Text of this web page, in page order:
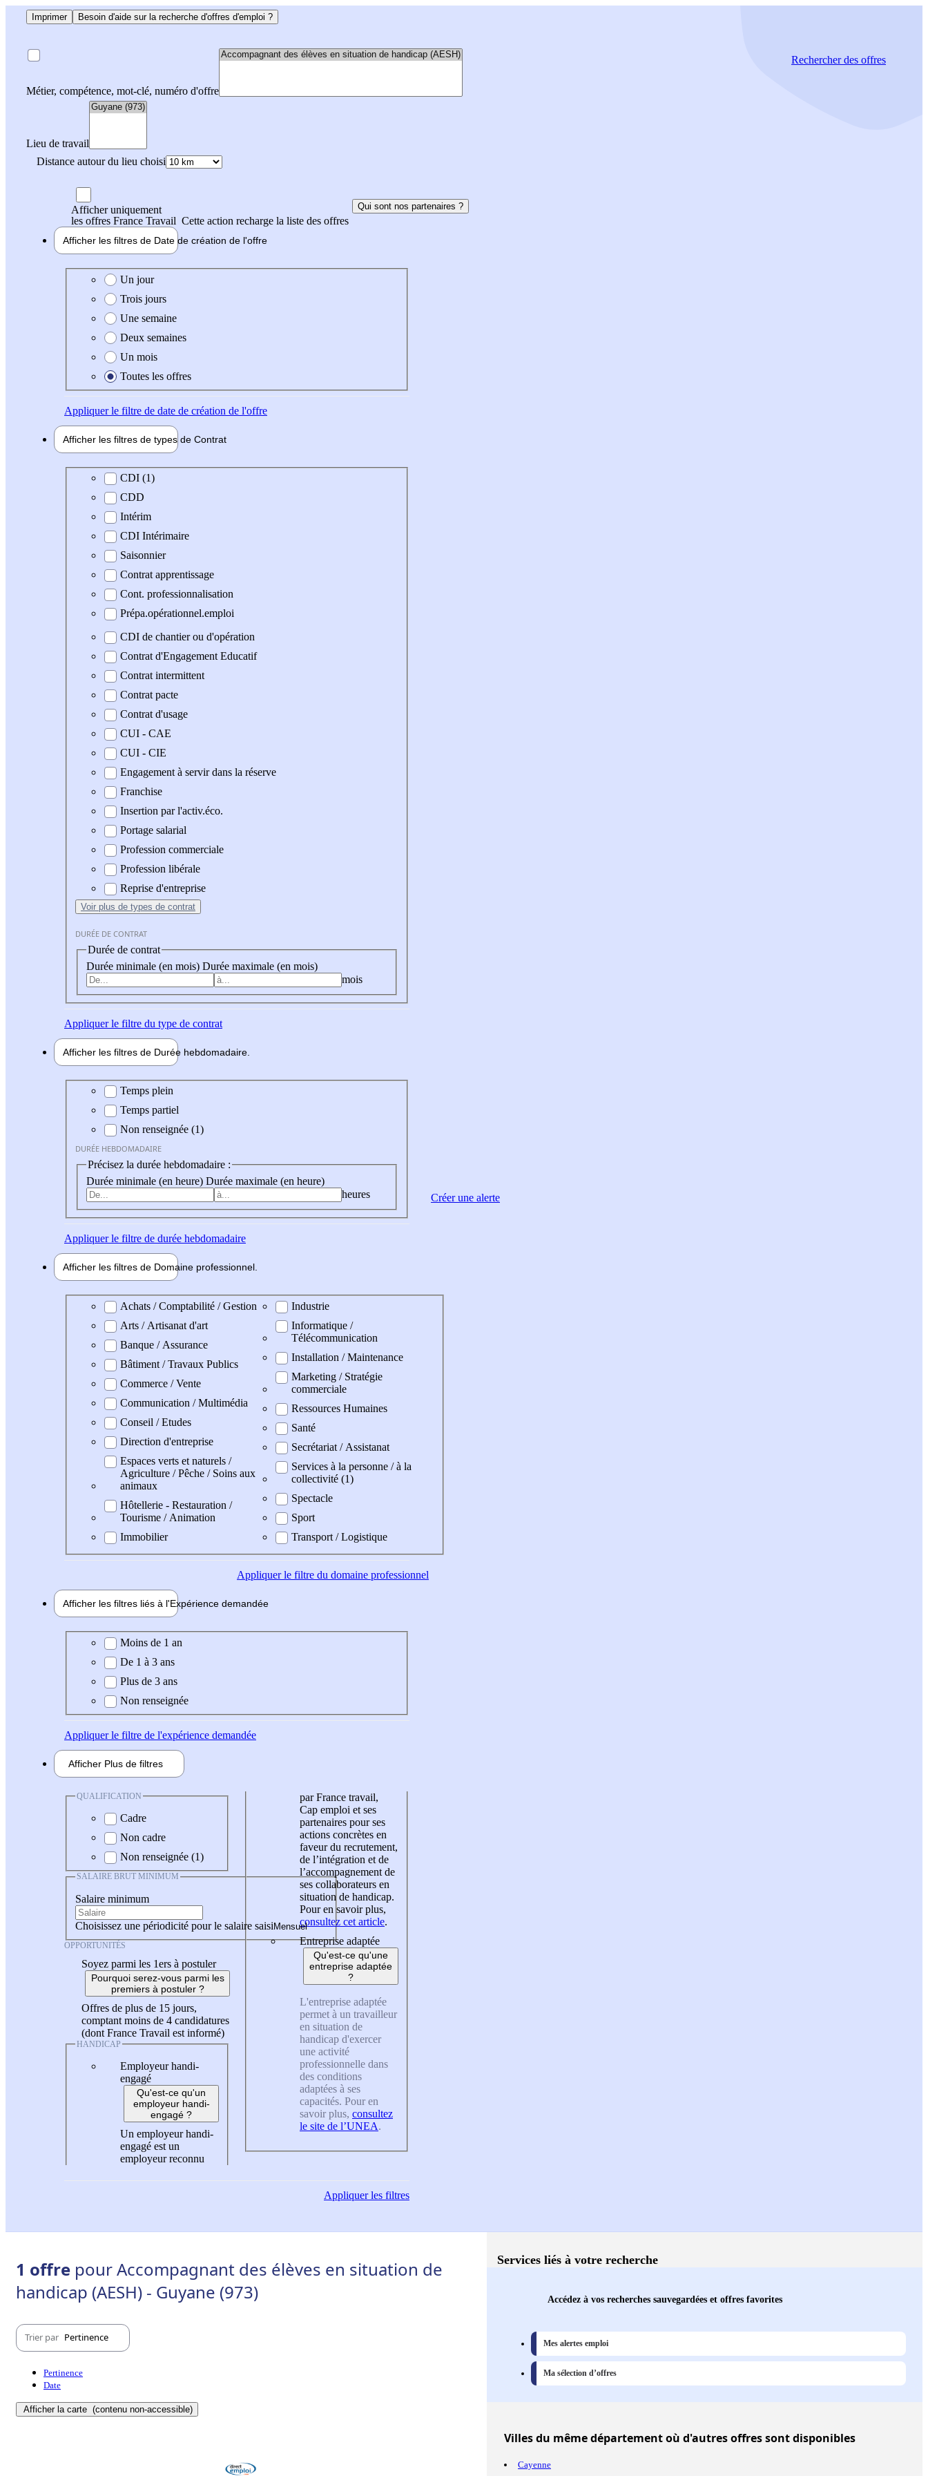
Imprimer Besoin d'aide sur la recherche d'offres d'emploi ?
Métier, compétence, mot-clé, numéro d'offre
Lieu de travail
Distance autour du lieu choisi
Rechercherdes offres
Afficher uniquement
les offres France Travail Cette action recharge la liste des offres
Qui sont nos partenaires ?
Afficher les filtres de Date de création de l'offre
Date de création de l'offre
Un jour
Trois jours
Une semaine
Deux semaines
Un mois
Toutes les offres
Appliquerle filtre de date de création de l'offre
Afficher les filtres de types de Contrat
Type de contrat
CDI (1)
CDD
Intérim
CDI Intérimaire
Saisonnier
Contrat apprentissage
Cont. professionnalisation
Prépa.opérationnel.emploi
CDI de chantier ou d'opération
Contrat d'Engagement Educatif
Contrat intermittent
Contrat pacte
Contrat d'usage
CUI - CAE
CUI - CIE
Engagement à servir dans la réserve
Franchise
Insertion par l'activ.éco.
Portage salarial
Profession commerciale
Profession libérale
Reprise d'entreprise
Voir plus de types de contrat
DURÉE DE CONTRAT
Durée de contrat
Durée minimale (en mois) Durée maximale (en mois)
mois
Appliquerle filtre du type de contrat
Afficher les filtres de Durée hebdomadaire
Durée hebdomadaire
Temps plein
Temps partiel
Non renseignée (1)
DURÉE HEBDOMADAIRE
Précisez la durée hebdomadaire :
Durée minimale (en heure) Durée maximale (en heure)
heures
Appliquerle filtre de durée hebdomadaire
Afficher les filtres de Domaine professionnel
Domaine professionel
Achats / Comptabilité / Gestion
Arts / Artisanat d'art
Banque / Assurance
Bâtiment / Travaux Publics
Commerce / Vente
Communication / Multimédia
Conseil / Etudes
Direction d'entreprise
Espaces verts et naturels /
Agriculture / Pêche / Soins aux
animaux
Hôtellerie - Restauration /
Tourisme / Animation
Immobilier
Industrie
Informatique /
Télécommunication
Installation / Maintenance
Marketing / Stratégie
commerciale
Ressources Humaines
Santé
Secrétariat / Assistanat
Services à la personne / à la
collectivité (1)
Spectacle
Sport
Transport / Logistique
Appliquerle filtre du domaine professionnel
Afficher les filtres liés à l'Expérience demandée
Expérience demandée
Moins de 1 an
De 1 à 3 ans
Plus de 3 ans
Non renseignée
Appliquerle filtre de l'expérience demandée
Afficher Plus de filtres
QUALIFICATION
Cadre
Non cadre
Non renseignée (1)
SALAIRE BRUT MINIMUM
Salaire minimum
Choisissez une périodicité pour le salaire saisi
OPPORTUNITÉS
Soyez parmi les 1ers à postuler
Pourquoi serez-vous parmi les
premiers à postuler ?
Offres de plus de 15 jours,
comptant moins de 4 candidatures
(dont France Travail est informé)
HANDICAP
Employeur handi-
engagé
Qu'est-ce qu'un
employeur handi-
engagé ?
Un employeur handi-
engagé est un
employeur reconnu
par France travail,
Cap emploi et ses
partenaires pour ses
actions concrètes en
faveur du recrutement,
de l’intégration et de
l’accompagnement de
ses collaborateurs en
situation de handicap.
Pour en savoir plus,
consultez cet article.
Entreprise adaptée
Qu'est-ce qu'une
entreprise adaptée
?
L'entreprise adaptée
permet à un travailleur
en situation de
handicap d'exercer
une activité
professionnelle dans
des conditions
adaptées à ses
capacités. Pour en
savoir plus, consultez
le site de l’UNEA.
Appliquerles filtres
Créer une alerte
1 offre pour Accompagnant des élèves en situation de
handicap (AESH) - Guyane (973)
Trier par Pertinence
Pertinence
Date
Afficher la carte (contenu non-accessible)
Services liés à votre recherche
Accédez à vos recherches sauvegardées et offres favorites
Mes alertes emploi
Ma sélection d’offres
Villesdu même département où d'autres offres sont disponibles
Cayenne